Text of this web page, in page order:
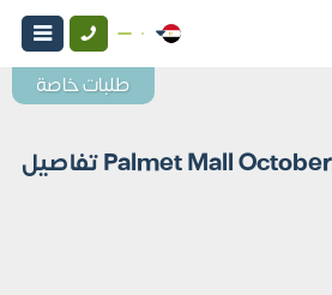
مول بالميت أكتوبر Palmet Mall October تفاصيل
طلبات خاصة